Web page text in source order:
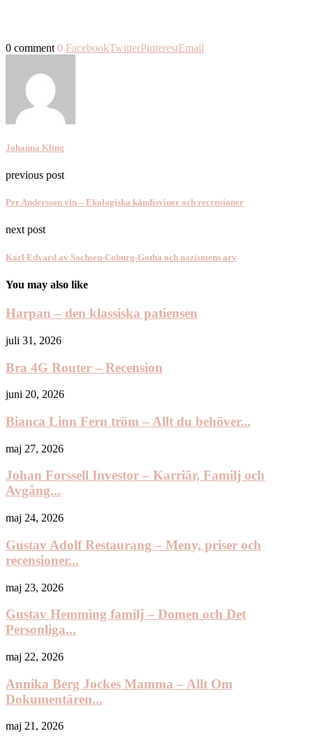
0 comment 0 FacebookTwitterPinterestEmail
Johanna Kling
previous post
Per Andersson vin – Ekologiska kändisviner och recensioner
next post
Karl Edvard av Sachsen-Coburg-Gotha och nazismens arv
You may also like
Harpan – den klassiska patiensen
juli 31, 2026
Bra 4G Router – Recension
juni 20, 2026
Bianca Linn Fern tröm – Allt du behöver...
maj 27, 2026
Johan Forssell Investor – Karriär, Familj och
Avgång...
maj 24, 2026
Gustav Adolf Restaurang – Meny, priser och
recensioner...
maj 23, 2026
Gustav Hemming familj – Domen och Det
Personliga...
maj 22, 2026
Annika Berg Jockes Mamma – Allt Om
Dokumentären...
maj 21, 2026